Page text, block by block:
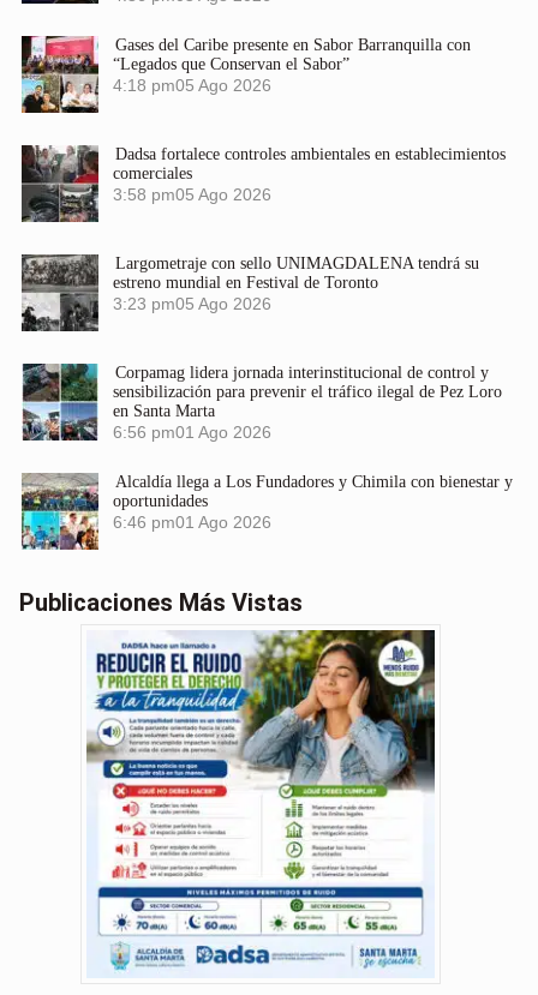
Gases del Caribe presente en Sabor Barranquilla con
“Legados que Conservan el Sabor”
4:18 pm05 Ago 2026
Dadsa fortalece controles ambientales en establecimientos
comerciales
3:58 pm05 Ago 2026
Largometraje con sello UNIMAGDALENA tendrá su
estreno mundial en Festival de Toronto
3:23 pm05 Ago 2026
Corpamag lidera jornada interinstitucional de control y
sensibilización para prevenir el tráfico ilegal de Pez Loro
en Santa Marta
6:56 pm01 Ago 2026
Alcaldía llega a Los Fundadores y Chimila con bienestar y
oportunidades
6:46 pm01 Ago 2026
Publicaciones Más Vistas